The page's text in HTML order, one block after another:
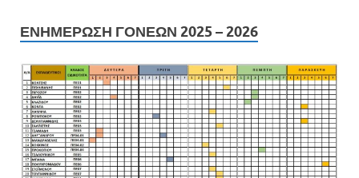
ΕΝΗΜΕΡΩΣΗ ΓΟΝΕΩΝ 2025 – 2026